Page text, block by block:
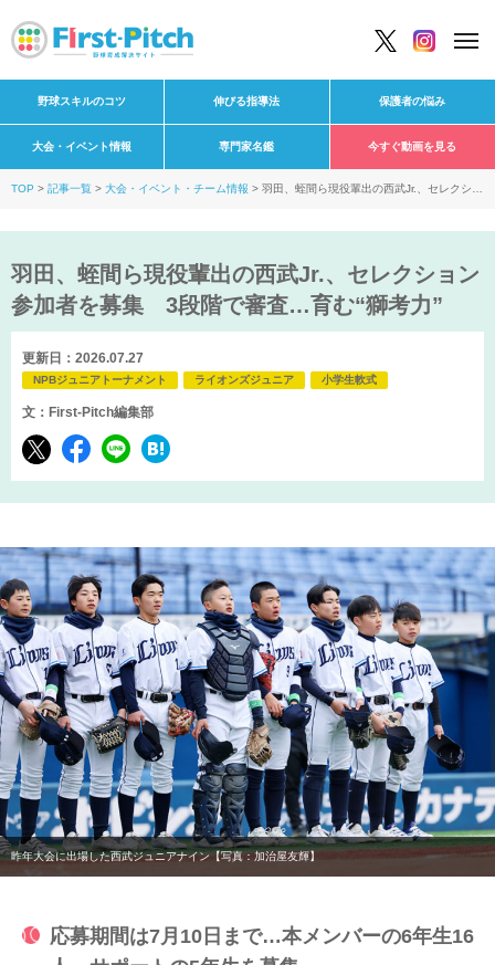
野球スキルのコツ 伸びる指導法 保護者の悩み
大会・イベント情報 専門家名鑑 今すぐ動画を見る
TOP 記事一覧 大会・イベント・チーム情報
羽田、蛭間ら現役輩出の西武Jr.、セレクショ
羽田、蛭間ら現役輩出の西武Jr.、セレクション
参加者を募集 3段階で審査…育む“獅考力”
更新日：2026.07.27
NPBジュニアトーナメント ライオンズジュニア 小学生軟式
文：First-Pitch編集部
昨年大会に出場した西武ジュニアナイン【写真：加治屋友輝】
応募期間は7月10日まで…本メンバーの6年生16